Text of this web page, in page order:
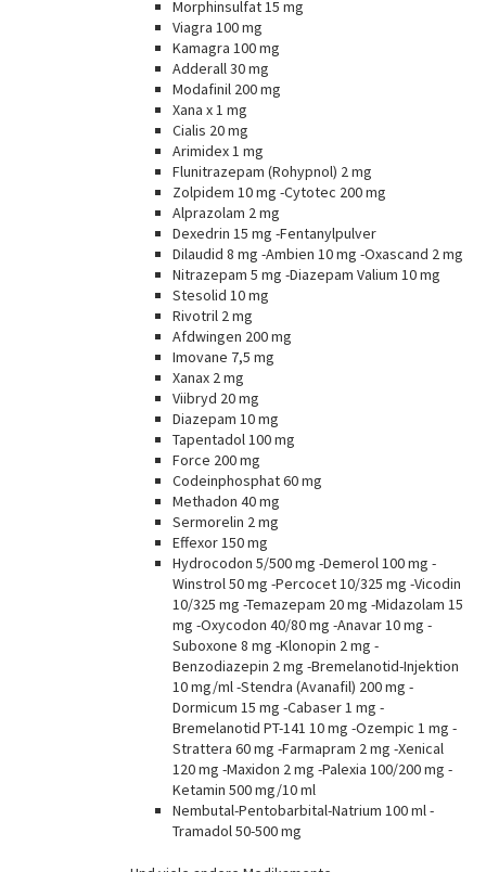
Morphinsulfat 15 mg
Viagra 100 mg
Kamagra 100 mg
Adderall 30 mg
Modafinil 200 mg
Xana x 1 mg
Cialis 20 mg
Arimidex 1 mg
Flunitrazepam (Rohypnol) 2 mg
Zolpidem 10 mg -Cytotec 200 mg
Alprazolam 2 mg
Dexedrin 15 mg -Fentanylpulver
Dilaudid 8 mg -Ambien 10 mg -Oxascand 2 mg
Nitrazepam 5 mg -Diazepam Valium 10 mg
Stesolid 10 mg
Rivotril 2 mg
Afdwingen 200 mg
Imovane 7,5 mg
Xanax 2 mg
Viibryd 20 mg
Diazepam 10 mg
Tapentadol 100 mg
Force 200 mg
Codeinphosphat 60 mg
Methadon 40 mg
Sermorelin 2 mg
Effexor 150 mg
Hydrocodon 5/500 mg -Demerol 100 mg -
Winstrol 50 mg -Percocet 10/325 mg -Vicodin
10/325 mg -Temazepam 20 mg -Midazolam 15
mg -Oxycodon 40/80 mg -Anavar 10 mg -
Suboxone 8 mg -Klonopin 2 mg -
Benzodiazepin 2 mg -Bremelanotid-Injektion
10 mg/ml -Stendra (Avanafil) 200 mg -
Dormicum 15 mg -Cabaser 1 mg -
Bremelanotid PT-141 10 mg -Ozempic 1 mg -
Strattera 60 mg -Farmapram 2 mg -Xenical
120 mg -Maxidon 2 mg -Palexia 100/200 mg -
Ketamin 500 mg/10 ml
Nembutal-Pentobarbital-Natrium 100 ml -
Tramadol 50-500 mg